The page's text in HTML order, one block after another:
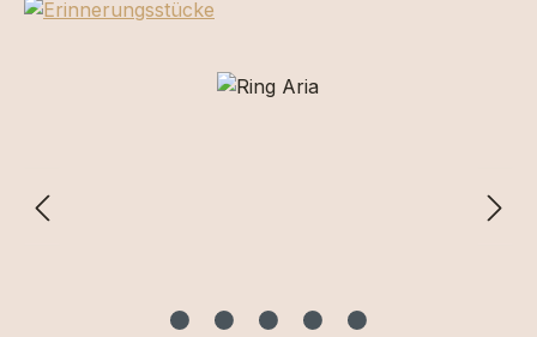
Bildergalerie überspringen